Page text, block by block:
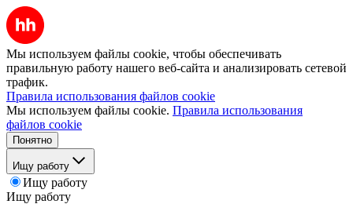
Мы используем файлы cookie, чтобы обеспечивать
правильную работу нашего веб-сайта и анализировать сетевой
трафик.
Правила использования файлов cookie
Мы используем файлы cookie. Правила использования
файлов cookie
Понятно
Ищу работу
Ищу работу
Ищу работу